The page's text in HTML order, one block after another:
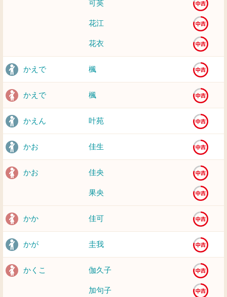
可英
花江
花衣
かえで 楓
かえで 楓
かえん 叶苑
かお 佳生
かお 佳央
果央
かか 佳可
かが 圭我
かくこ 伽久子
加句子